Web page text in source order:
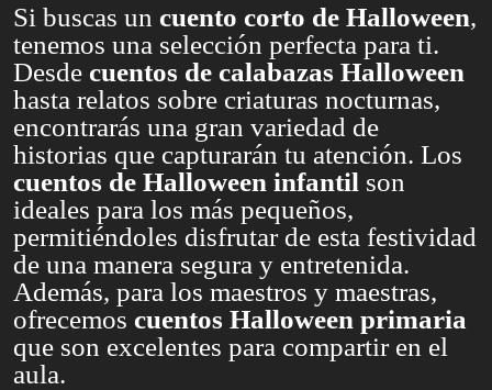
Si buscas uncuento corto de Halloween,
tenemos una selección perfecta para ti.
Desdecuentos de calabazas Halloween
hasta relatos sobre criaturas nocturnas,
encontrarás una gran variedad de
historias que capturarán tu atención. Los
cuentos de Halloween infantil son
ideales para los más pequeños,
permitiéndoles disfrutar de esta festividad
de una manera segura y entretenida.
Además, para los maestros y maestras,
ofrecemoscuentos Halloween primaria
que son excelentes para compartir en el
aula.